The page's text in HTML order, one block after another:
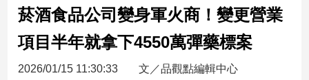
台
財
新
菸酒食品公司變身軍火商！變更營業
項目半年就拿下4550萬彈藥標案
2026/01/15 11:30:33 文／品觀點編輯中心